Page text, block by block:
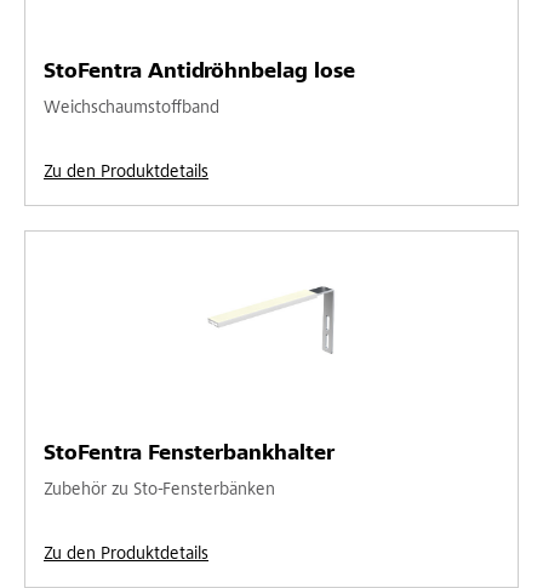
StoFentra Antidröhnbelag lose
Weichschaumstoffband
Zu den Produktdetails
StoFentra Fensterbankhalter
Zubehör zu Sto-Fensterbänken
Zu den Produktdetails